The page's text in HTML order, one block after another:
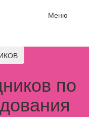
Меню
по